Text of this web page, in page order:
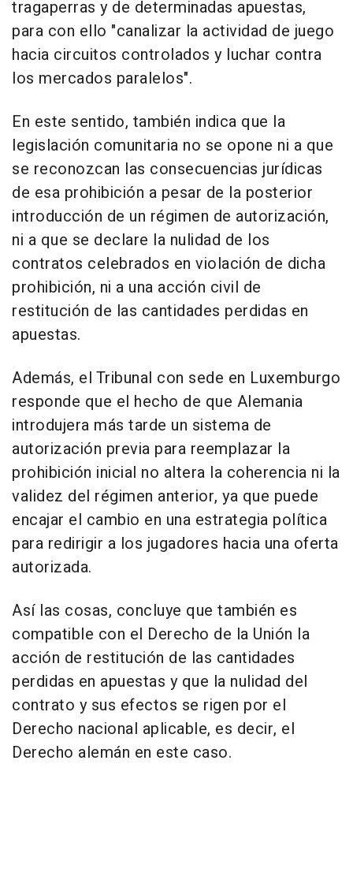
tragaperras y de determinadas apuestas,
para con ello "canalizar la actividad de juego
hacia circuitos controlados y luchar contra
los mercados paralelos".
En este sentido, también indica que la
legislación comunitaria no se opone ni a que
se reconozcan las consecuencias jurídicas
de esa prohibición a pesar de la posterior
introducción de un régimen de autorización,
ni a que se declare la nulidad de los
contratos celebrados en violación de dicha
prohibición, ni a una acción civil de
restitución de las cantidades perdidas en
apuestas.
Además, el Tribunal con sede en Luxemburgo
responde que el hecho de que Alemania
introdujera más tarde un sistema de
autorización previa para reemplazar la
prohibición inicial no altera la coherencia ni la
validez del régimen anterior, ya que puede
encajar el cambio en una estrategia política
para redirigir a los jugadores hacia una oferta
autorizada.
Así las cosas, concluye que también es
compatible con el Derecho de la Unión la
acción de restitución de las cantidades
perdidas en apuestas y que la nulidad del
contrato y sus efectos se rigen por el
Derecho nacional aplicable, es decir, el
Derecho alemán en este caso.